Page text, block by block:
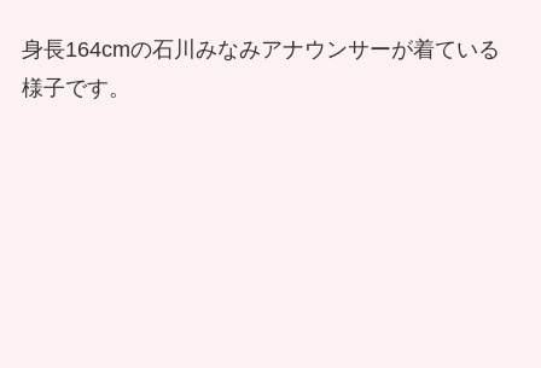
身長164cmの石川みなみアナウンサーが着ている
様子です。